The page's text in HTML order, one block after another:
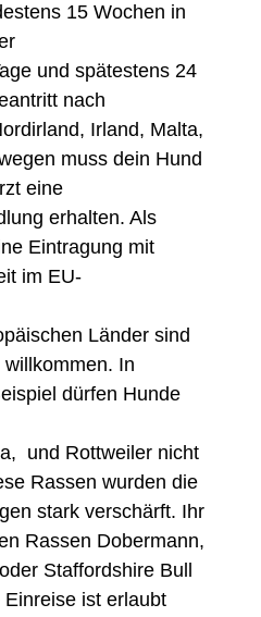
15 Wochen in
und spätestens 24
nach
Irland, Malta,
muss dein Hund
eine
erhalten. Als
Eintragung mit
im EU-
Länder sind
In
dürfen Hunde
und Rottweiler nicht
Rassen wurden die
stark verschärft. Ihr
Rassen Dobermann,
Staffordshire Bull
ist erlaubt